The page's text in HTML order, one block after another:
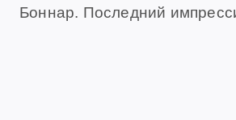
Боннар. Последний